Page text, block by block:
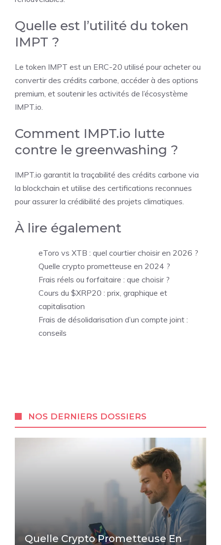
Quelle est l’utilité du token
IMPT ?
Le token IMPT est un ERC-20 utilisé pour acheter ou
convertir des crédits carbone, accéder à des options
premium, et soutenir les activités de l’écosystème
IMPT.io.
Comment IMPT.io lutte
contre le greenwashing ?
IMPT.io garantit la traçabilité des crédits carbone via
la blockchain et utilise des certifications reconnues
pour assurer la crédibilité des projets climatiques.
À lire également
eToro vs XTB : quel courtier choisir en 2026 ?
Quelle crypto prometteuse en 2024 ?
Frais réels ou forfaitaire : que choisir ?
Cours du $XRP20 : prix, graphique et
capitalisation
Frais de désolidarisation d’un compte joint :
conseils
NOS DERNIERS DOSSIERS
Quelle Crypto Prometteuse En